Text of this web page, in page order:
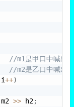
//m1是甲口中喊出
//m2是乙口中喊出
i++)
m2 >> h2;